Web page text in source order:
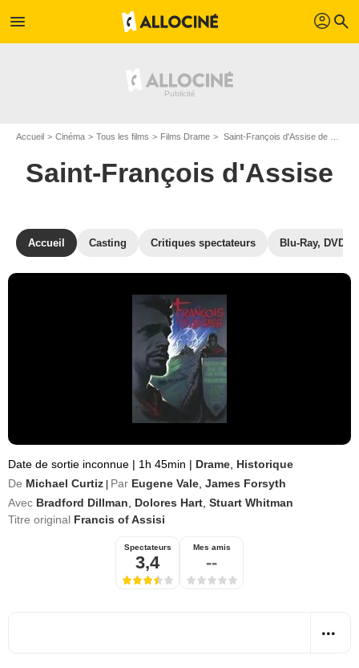
menu profil search
Accueil Cinéma Tous les films Films Drame Saint-François d'Assise de Michael Curtiz
Saint-François d'Assise
Accueil Casting Critiques spectateurs Blu-Ray, DVD
Date de sortie inconnue | 1h 45min | Drame Historique
De Michael Curtiz Par Eugene Vale James Forsyth
Avec Bradford Dillman Dolores Hart Stuart Whitman
Titre original Francis of Assisi
Spectateurs
3,4
Mes amis
--